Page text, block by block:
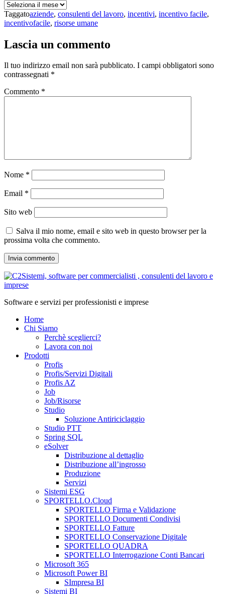
Taggatoaziende, consulenti del lavoro, incentivi, incentivo facile,
incentivofacile, risorse umane
Lascia un commento
Il tuo indirizzo email non sarà pubblicato. I campi obbligatori sono
contrassegnati *
Commento *
Nome *
Email *
Sito web
Salva il mio nome, email e sito web in questo browser per la
prossima volta che commento.
Software e servizi per professionisti e imprese
Home
Chi Siamo
Perchè sceglierci?
Lavora con noi
Prodotti
Profis
Profis/Servizi Digitali
Profis AZ
Job
Job/Risorse
Studio
Soluzione Antiriciclaggio
Studio PTT
Spring SQL
eSolver
Distribuzione al dettaglio
Distribuzione all’ingrosso
Produzione
Servizi
Sistemi ESG
SPORTELLO.Cloud
SPORTELLO Firma e Validazione
SPORTELLO Documenti Condivisi
SPORTELLO Fatture
SPORTELLO Conservazione Digitale
SPORTELLO QUADRA
SPORTELLO Interrogazione Conti Bancari
Microsoft 365
Microsoft Power BI
SImpresa BI
Sistemi BI